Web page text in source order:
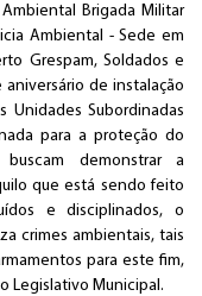
Brigada Militar
Ambiental - Sede em
Grespam, Soldados e
aniversário de instalação
Unidades Subordinadas
para a proteção do
demonstrar a
que está sendo feito
e disciplinados, o
crimes ambientais, tais
para este fim,
Legislativo Municipal.